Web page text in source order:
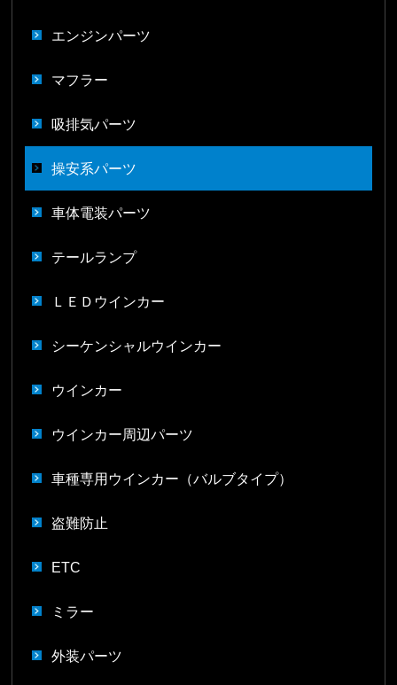
エンジンパーツ
マフラー
吸排気パーツ
操安系パーツ
車体電装パーツ
テールランプ
ＬＥＤウインカー
シーケンシャルウインカー
ウインカー
ウインカー周辺パーツ
車種専用ウインカー（バルブタイプ）
盗難防止
ETC
ミラー
外装パーツ